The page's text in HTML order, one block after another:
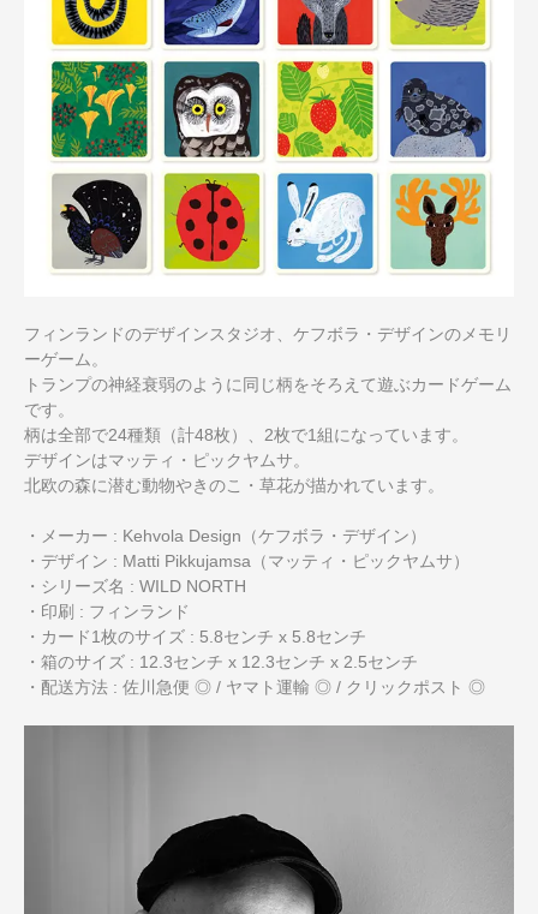
フィンランドのデザインスタジオ、ケフボラ・デザインのメモリ
ーゲーム。
トランプの神経衰弱のように同じ柄をそろえて遊ぶカードゲーム
です。
柄は全部で24種類（計48枚）、2枚で1組になっています。
デザインはマッティ・ピックヤムサ。
北欧の森に潜む動物やきのこ・草花が描かれています。
・メーカー : Kehvola Design（ケフボラ・デザイン）
・デザイン : Matti Pikkujamsa（マッティ・ピックヤムサ）
・シリーズ名 : WILD NORTH
・印刷 : フィンランド
・カード1枚のサイズ : 5.8センチ x 5.8センチ
・箱のサイズ : 12.3センチ x 12.3センチ x 2.5センチ
・配送方法 : 佐川急便 ◎ / ヤマト運輸 ◎ / クリックポスト ◎